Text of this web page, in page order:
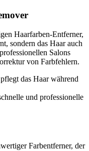
Haarfarben-Entferner,
sondern das Haar auch
Salons
von Farbfehlern.
das Haar während
und professionelle
Farbentferner, der